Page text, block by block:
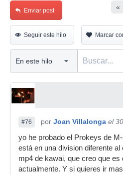
«
Enviar post
Seguir este hilo Marcar
#76 por Joan Villalonga el
yo he probado el Prokeys de
está en una division diferente al
mp4 de kawai, que creo que es
actualmente. Y si quieres ir